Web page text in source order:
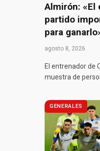
Almirón: «El
partido
para
agosto 8, 2026
El entrenador de
muestra de
GENERALES